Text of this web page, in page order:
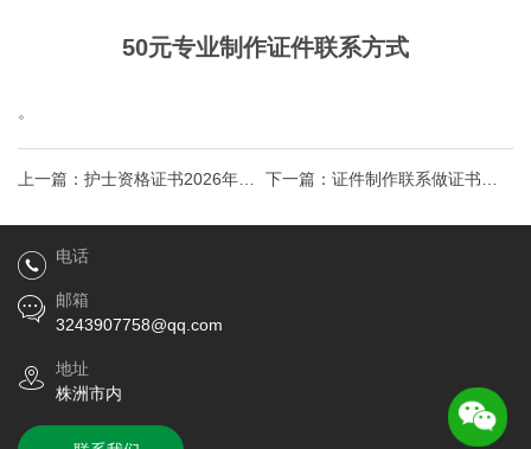
50元专业制作证件联系方式
。
上一篇： 护士资格证书2026年银
川公立医院招聘护士岗位及条件
下一篇： 证件制作联系做证书证
件联系
电话
邮箱
3243907758@qq.com
地址
株洲市内